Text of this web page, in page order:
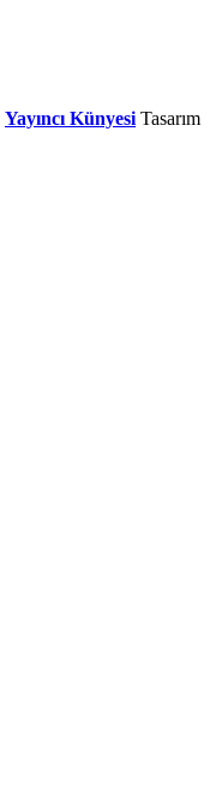
Yayıncı Künyesi Tasarım